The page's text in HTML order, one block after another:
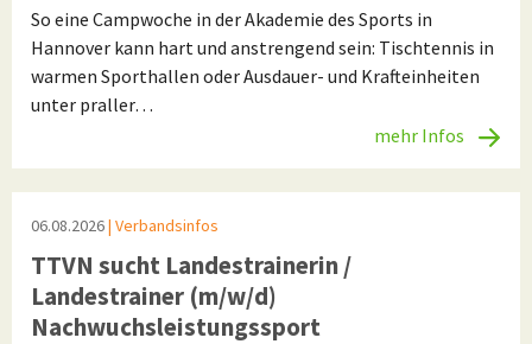
So eine Campwoche in der Akademie des Sports in
Hannover kann hart und anstrengend sein: Tischtennis in
warmen Sporthallen oder Ausdauer- und Krafteinheiten
unter praller…
mehr Infos
06.08.2026| Verbandsinfos
TTVN sucht Landestrainerin /
Landestrainer (m/w/d)
Nachwuchsleistungssport